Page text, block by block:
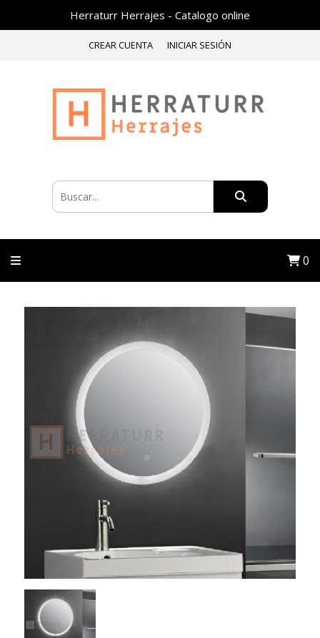
Herraturr Herrajes - Catalogo online
CREAR CUENTA INICIAR SESIÓN
0